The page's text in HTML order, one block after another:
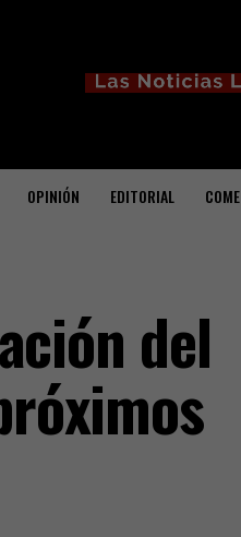
OPINIÓN EDITORIAL
del